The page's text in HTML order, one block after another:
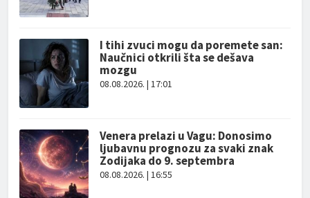
I tihi zvuci mogu da poremete san:
Naučnici otkrili šta se dešava
mozgu
08.08.2026. | 17:01
Venera prelazi u Vagu: Donosimo
ljubavnu prognozu za svaki znak
Zodijaka do 9. septembra
08.08.2026. | 16:55